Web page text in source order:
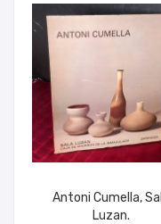
Antoni Cumella,
Luzan.